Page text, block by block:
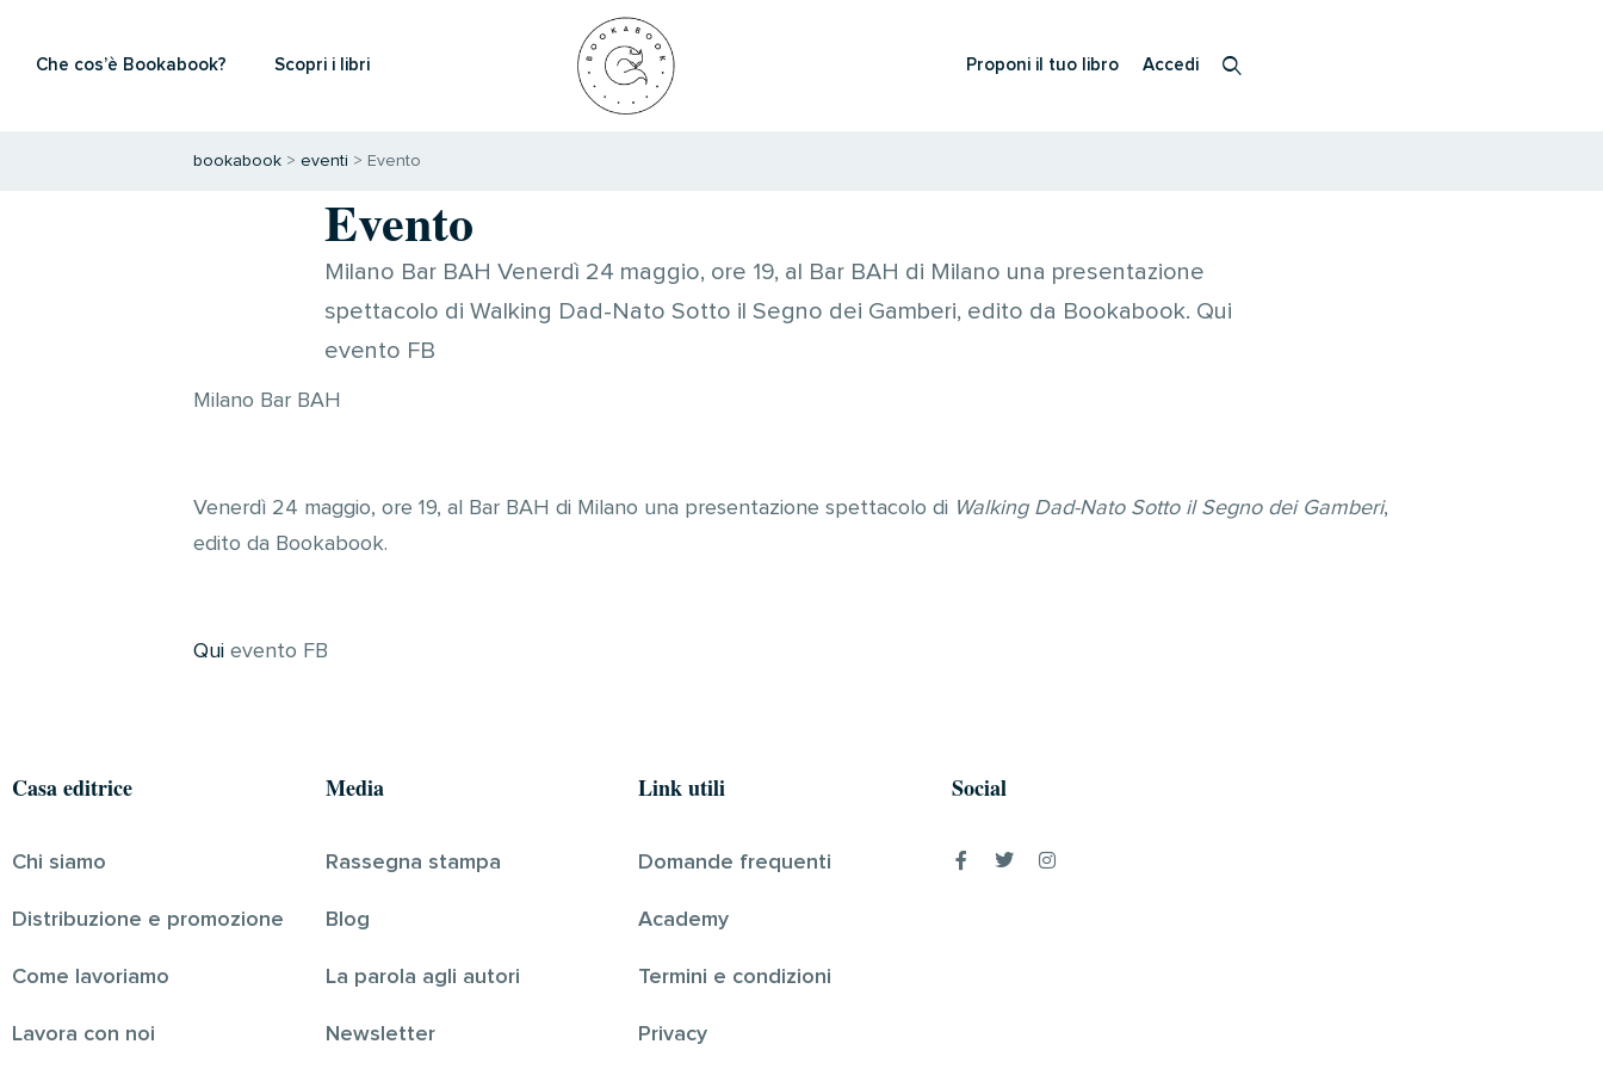
Che cos’è Bookabook? Scopri i libri Proponi il tuo libro Accedi
bookabook > eventi > Evento
Evento
Milano Bar BAH Venerdì 24 maggio, ore 19, al Bar BAH di Milano una presentazione
spettacolo di Walking Dad-Nato Sotto il Segno dei Gamberi, edito da Bookabook. Qui
evento FB
Milano Bar BAH
Venerdì 24 maggio, ore 19, al Bar BAH di Milano una presentazione spettacolo di Walking Dad-Nato Sotto il Segno dei Gamberi,
edito da Bookabook.
Qui evento FB
Casa editrice
Chi siamo
Distribuzione e promozione
Come lavoriamo
Lavora con noi
Media
Rassegna stampa
Blog
La parola agli autori
Newsletter
Link utili
Domande frequenti
Academy
Termini e condizioni
Privacy
Social